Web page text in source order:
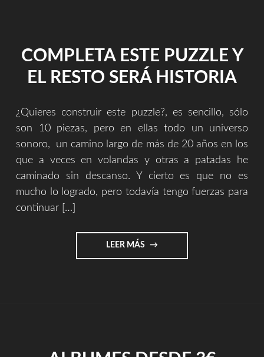
COMPLETA ESTE PUZZLE Y
EL RESTO SERÁ HISTORIA
¿Quieres construir este puzzle?, es sencillo, sólo
son 10 piezas, pero en ellas todo un universo
sonoro, un camino largo de más de 20 años en los
que a veces en volandas y otras a patadas he
caminado sin descanso. Y cierto es que no es
mucho lo logrado, pero todavía tengo fuerzas para
continuar […]
LEER MÁS "COMPLETA
ESTE